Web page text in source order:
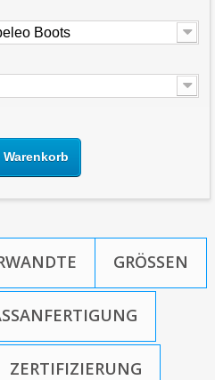
Boots
Warenkorb
GRÖSSEN
ZERTIFIZIERUNG